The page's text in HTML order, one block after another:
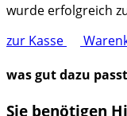
wurde erfolgreich
zur Kasse
was gut dazu passt
Sie benötigen